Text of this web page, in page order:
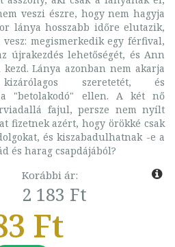
veszi észre, hogy nem hagyja
lánya hosszabb időre elutazik,
megismerkedik egy férfival,
újrakezdés lehetőségét, és Ann
Lánya azonban nem akarja
szeretetét, és
a "betolakodó" ellen. A két nő
fajul, persze nem nyílt
fizetnek azért, hogy örökké csak
és kiszabadulhatnak -e a
és harag csapdájából?
Korábbi ár:
2 183 Ft
Ft